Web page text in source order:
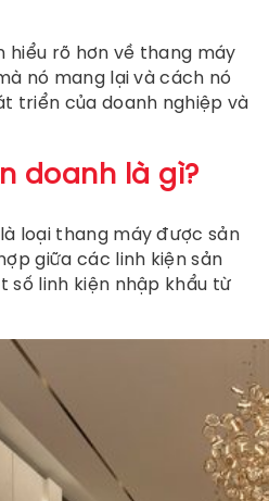
hiểu rõ hơn về thang máy
nó mang lại và cách nó
triển của doanh nghiệp và
doanh là gì?
loại thang máy được sản
giữa các linh kiện sản
số linh kiện nhập khẩu từ